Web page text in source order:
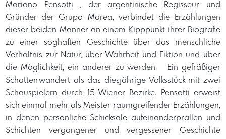
Mariano Pensotti , der argentinische Regisseur und
Gründer der Grupo Marea, verbindet die Erzählungen
dieser beiden Männer an einem Kipppunkt ihrer Biografie
zu einer soghaften Geschichte über das menschliche
Verhältnis zur Natur, über Wahrheit und Fiktion und über
die Möglichkeit, ein anderer zu werden. Ein gefräßiger
Schatten wandert als das diesjährige Volksstück mit zwei
Schauspielern durch 15 Wiener Bezirke. Pensotti erweist
sich einmal mehr als Meister raumgreifender Erzählungen,
in denen persönliche Schicksale aufeinanderprallen und
Schichten vergangener und vergessener Geschichte